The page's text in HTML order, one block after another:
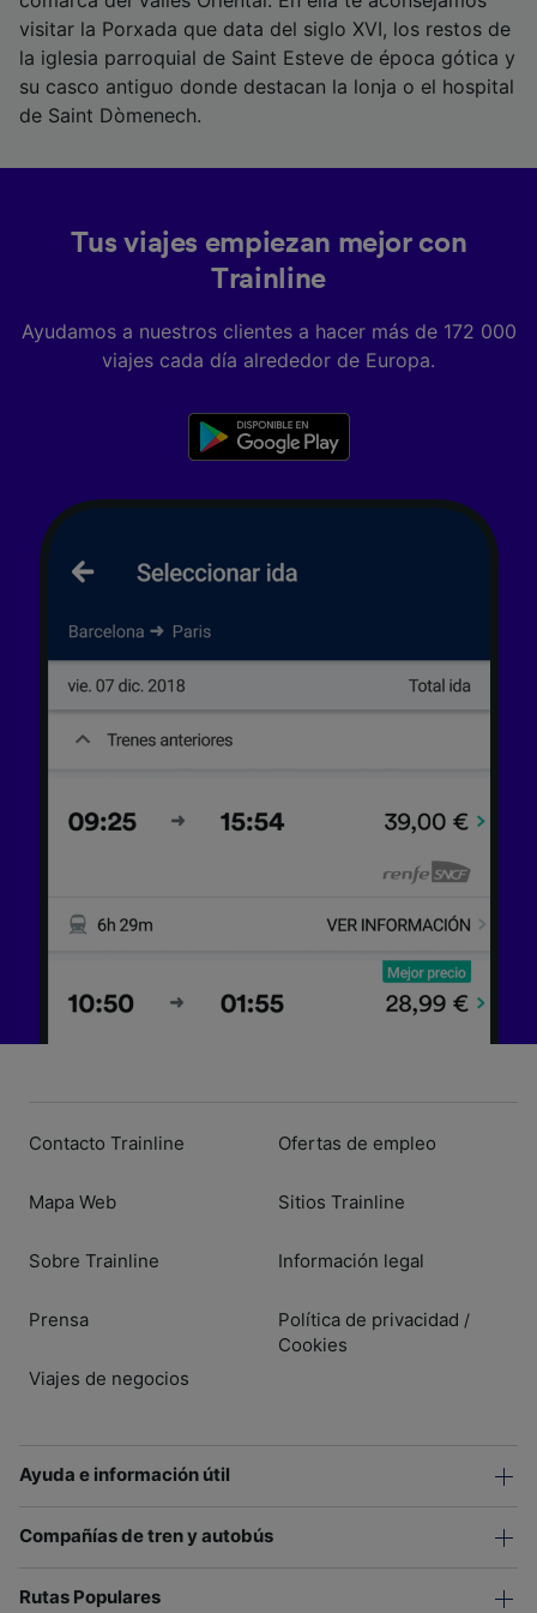
visitar la Porxada que data del siglo XVI, los restos de
la iglesia parroquial de Saint Esteve de época gótica y
su casco antiguo donde destacan la lonja o el hospital
de Saint Dòmenech.
Tus viajes empiezan mejor con
Trainline
Ayudamos a nuestros clientes a hacer más de 172 000
viajes cada día alrededor de Europa.
Contacto Trainline
Mapa Web
Sobre Trainline
Prensa
Viajes de negocios
Ofertas de empleo
Sitios Trainline
Información legal
Política de privacidad /
Cookies
Ayuda e información útil
Compañías de tren y autobús
Rutas Populares
precisa. Analizar activamente las
características del dispositivo para su
identificación. Almacenar la información en un
dispositivo y/o acceder a ella. Publicidad y
contenido personalizados, medición de